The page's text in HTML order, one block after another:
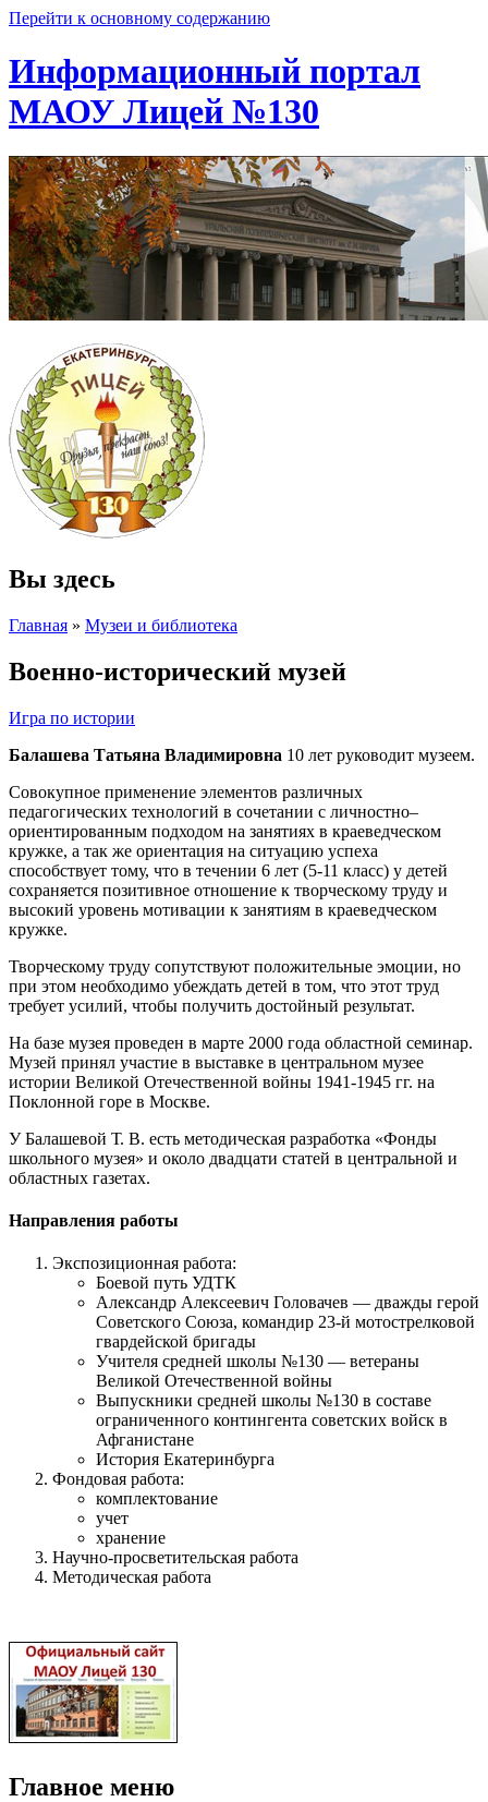
Перейти к основному содержанию
Информационный портал
МАОУ Лицей №130
Вы здесь
Главная » Музеи и библиотека
Военно-исторический музей
Игра по истории
Балашева Татьяна Владимировна 10 лет руководит музеем.
Совокупное применение элементов различных
педагогических технологий в сочетании с личностно–
ориентированным подходом на занятиях в краеведческом
кружке, а так же ориентация на ситуацию успеха
способствует тому, что в течении 6 лет (5-11 класс) у детей
сохраняется позитивное отношение к творческому труду и
высокий уровень мотивации к занятиям в краеведческом
кружке.
Творческому труду сопутствуют положительные эмоции, но
при этом необходимо убеждать детей в том, что этот труд
требует усилий, чтобы получить достойный результат.
На базе музея проведен в марте 2000 года областной семинар.
Музей принял участие в выставке в центральном музее
истории Великой Отечественной войны 1941-1945 гг. на
Поклонной горе в Москве.
У Балашевой Т. В. есть методическая разработка «Фонды
школьного музея» и около двадцати статей в центральной и
областных газетах.
Направления работы
Экспозиционная работа:
Боевой путь УДТК
Александр Алексеевич Головачев — дважды герой
Советского Союза, командир 23-й мотострелковой
гвардейской бригады
Учителя средней школы №130 — ветераны
Великой Отечественной войны
Выпускники средней школы №130 в составе
ограниченного контингента советских войск в
Афганистане
История Екатеринбурга
Фондовая работа:
комплектование
учет
хранение
Научно-просветительская работа
Методическая работа
Главное меню